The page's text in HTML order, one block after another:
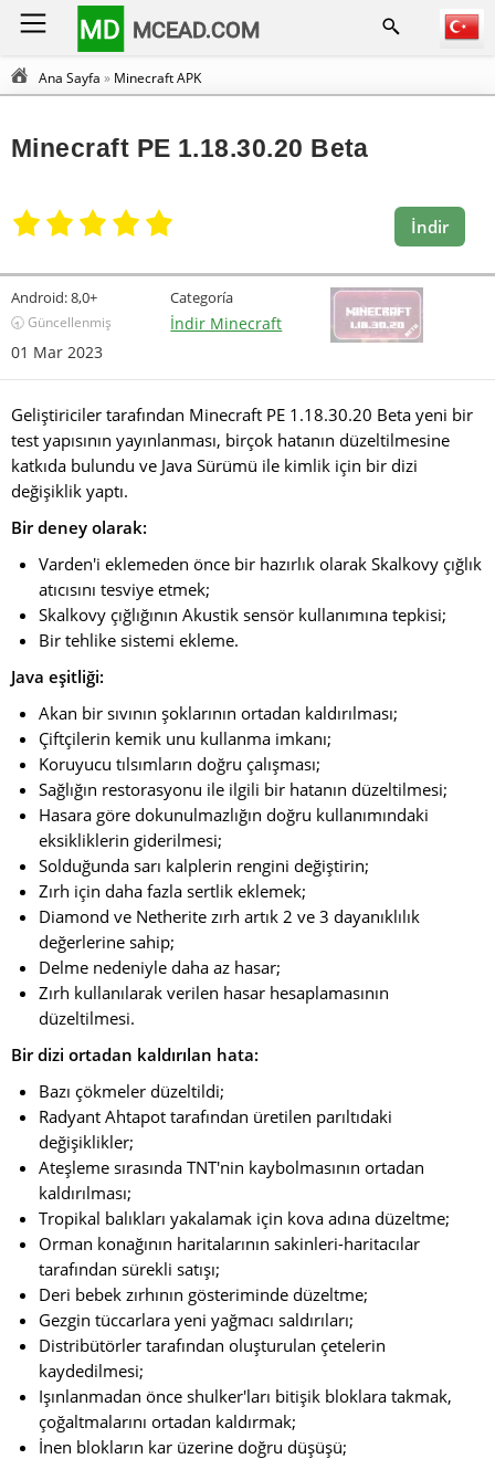
MD MCEAD.COM
Ana Sayfa » Minecraft APK
Minecraft PE 1.18.30.20 Beta
İndir
Android:8,0+
🕣 Güncellenmiş
01 Mar 2023
Categoría
İndir Minecraft
Geliştiriciler tarafından Minecraft PE 1.18.30.20 Beta yeni bir
test yapısının yayınlanması, birçok hatanın düzeltilmesine
katkıda bulundu ve Java Sürümü ile kimlik için bir dizi
değişiklik yaptı.
Bir deney olarak:
Varden'i eklemeden önce bir hazırlık olarak Skalkovy çığlık
atıcısını tesviye etmek;
Skalkovy çığlığının Akustik sensör kullanımına tepkisi;
Bir tehlike sistemi ekleme.
Java eşitliği:
Akan bir sıvının şoklarının ortadan kaldırılması;
Çiftçilerin kemik unu kullanma imkanı;
Koruyucu tılsımların doğru çalışması;
Sağlığın restorasyonu ile ilgili bir hatanın düzeltilmesi;
Hasara göre dokunulmazlığın doğru kullanımındaki
eksikliklerin giderilmesi;
Solduğunda sarı kalplerin rengini değiştirin;
Zırh için daha fazla sertlik eklemek;
Diamond ve Netherite zırh artık 2 ve 3 dayanıklılık
değerlerine sahip;
Delme nedeniyle daha az hasar;
Zırh kullanılarak verilen hasar hesaplamasının
düzeltilmesi.
Bir dizi ortadan kaldırılan hata:
Bazı çökmeler düzeltildi;
Radyant Ahtapot tarafından üretilen parıltıdaki
değişiklikler;
Ateşleme sırasında TNT'nin kaybolmasının ortadan
kaldırılması;
Tropikal balıkları yakalamak için kova adına düzeltme;
Orman konağının haritalarının sakinleri-haritacılar
tarafından sürekli satışı;
Deri bebek zırhının gösteriminde düzeltme;
Gezgin tüccarlara yeni yağmacı saldırıları;
Distribütörler tarafından oluşturulan çetelerin
kaydedilmesi;
Işınlanmadan önce shulker'ları bitişik bloklara takmak,
çoğaltmalarını ortadan kaldırmak;
İnen blokların kar üzerine doğru düşüşü;